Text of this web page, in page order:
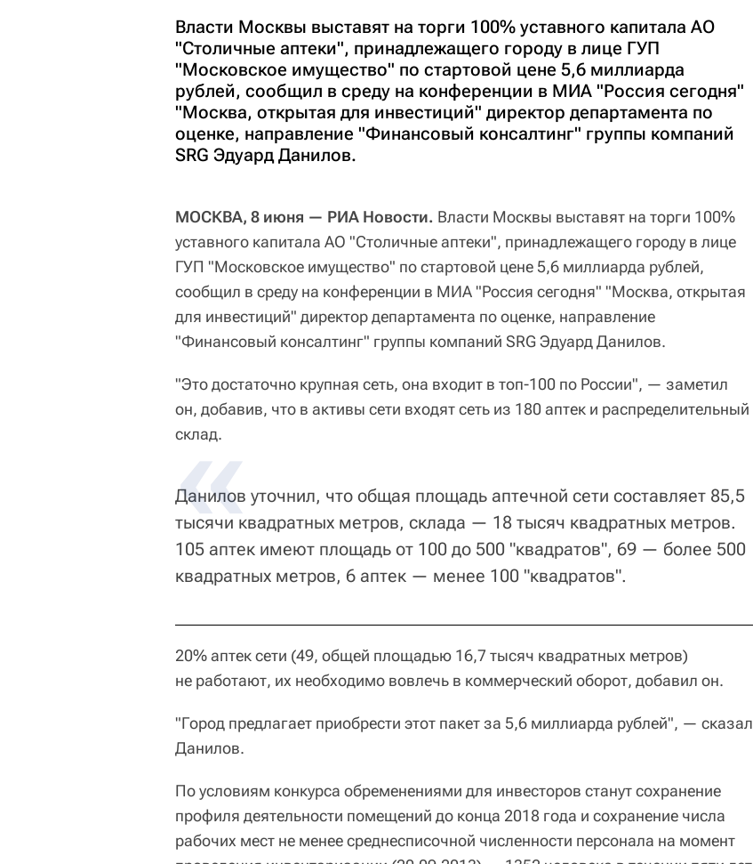
Власти Москвы выставят на торги 100% уставного капитала АО
"Столичные аптеки", принадлежащего городу в лице ГУП
"Московское имущество" по стартовой цене 5,6 миллиарда
рублей, сообщил в среду на конференции в МИА "Россия сегодня"
"Москва, открытая для инвестиций" директор департамента по
оценке, направление "Финансовый консалтинг" группы компаний
SRG Эдуард Данилов.
МОСКВА, 8 июня — РИА Новости. Власти Москвы выставят на торги 100%
уставного капитала АО "Столичные аптеки", принадлежащего городу в лице
ГУП "Московское имущество" по стартовой цене 5,6 миллиарда рублей,
сообщил в среду на конференции в МИА "Россия сегодня" "Москва, открытая
для инвестиций" директор департамента по оценке, направление
"Финансовый консалтинг" группы компаний SRG Эдуард Данилов.
"Это достаточно крупная сеть, она входит в топ-100 по России", — заметил
он, добавив, что в активы сети входят сеть из 180 аптек и распределительный
склад.
Данилов уточнил, что общая площадь аптечной сети составляет 85,5
тысячи квадратных метров, склада — 18 тысяч квадратных метров.
105 аптек имеют площадь от 100 до 500 "квадратов", 69 — более 500
квадратных метров, 6 аптек — менее 100 "квадратов".
20% аптек сети (49, общей площадью 16,7 тысяч квадратных метров)
не работают, их необходимо вовлечь в коммерческий оборот, добавил он.
"Город предлагает приобрести этот пакет за 5,6 миллиарда рублей", — сказал
Данилов.
По условиям конкурса обременениями для инвесторов станут сохранение
профиля деятельности помещений до конца 2018 года и сохранение числа
рабочих мест не менее среднесписочной численности персонала на момент